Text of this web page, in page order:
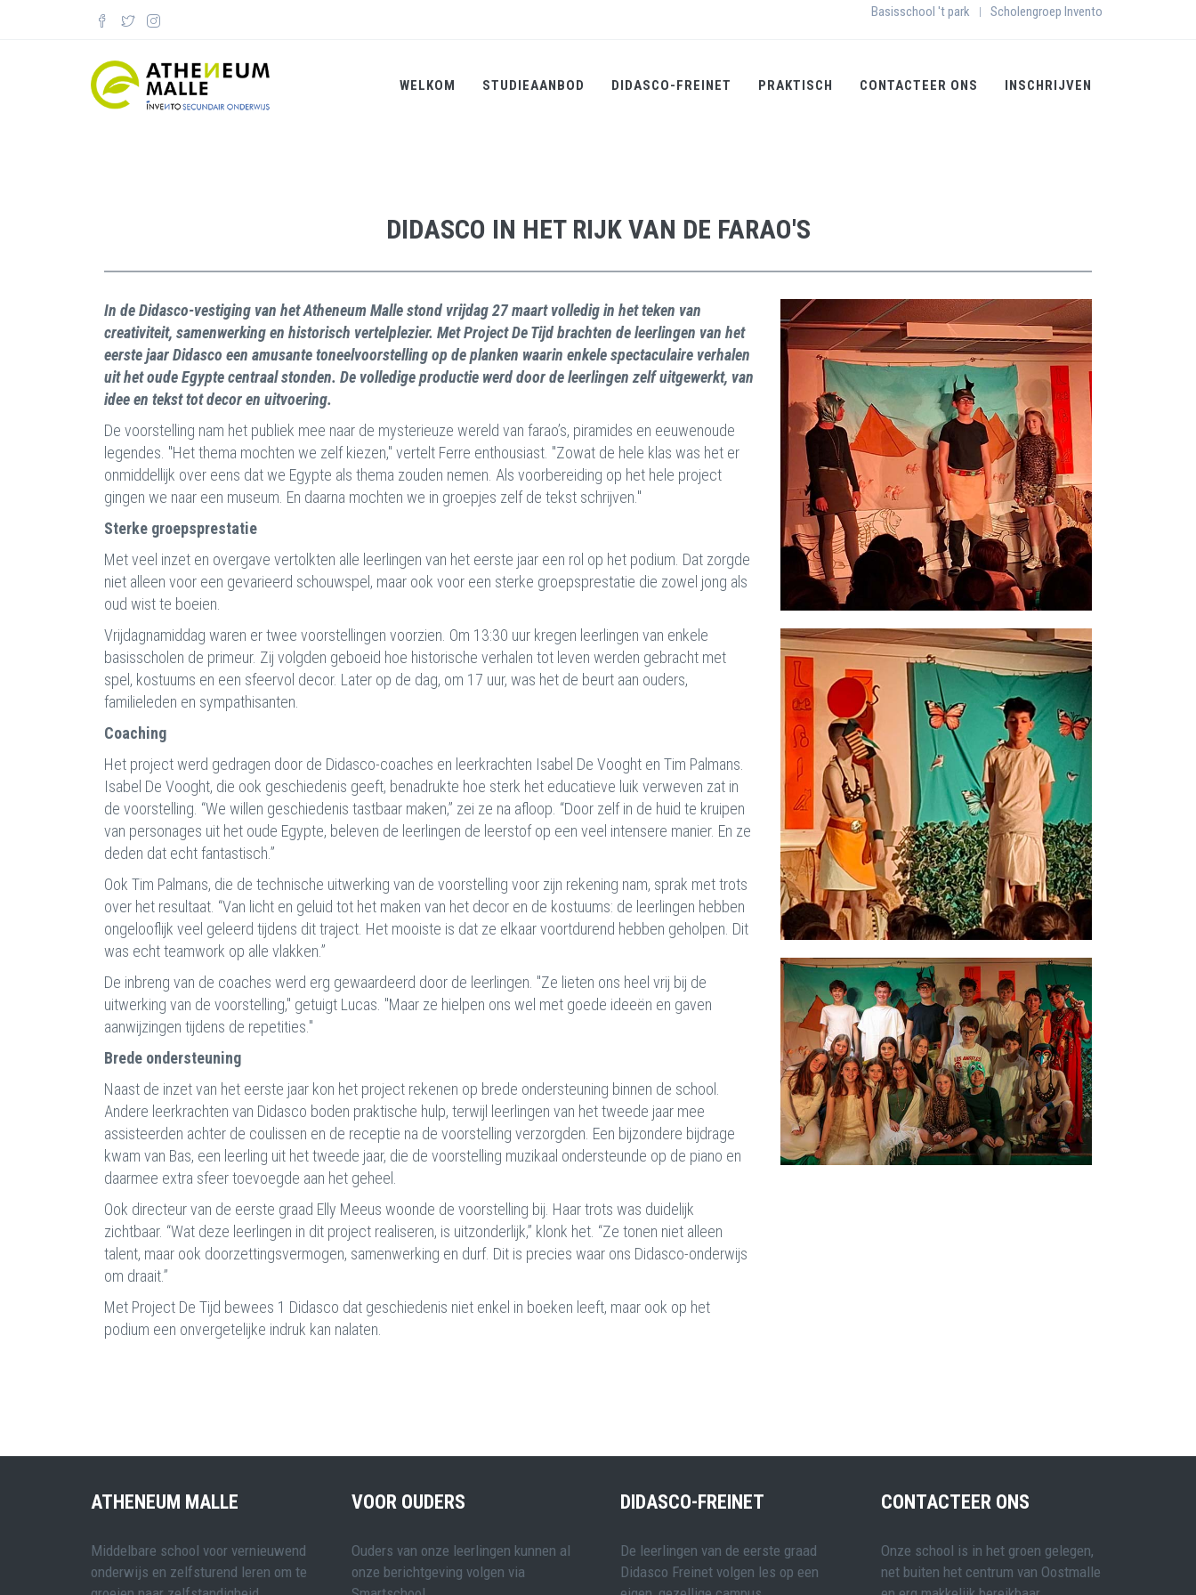
Basisschool 't park | Scholengroep Invento
WELKOM STUDIEAANBOD DIDASCO-FREINET PRAKTISCH CONTACTEER ONS INSCHRIJVEN
DIDASCO IN HET RIJK VAN DE FARAO'S
In de Didasco-vestiging van het Atheneum Malle stond vrijdag 27 maart volledig in het teken van
creativiteit, samenwerking en historisch vertelplezier. Met Project De Tijd brachten de leerlingen van het
eerste jaar Didasco een amusante toneelvoorstelling op de planken waarin enkele spectaculaire verhalen
uit het oude Egypte centraal stonden. De volledige productie werd door de leerlingen zelf uitgewerkt, van
idee en tekst tot decor en uitvoering.
De voorstelling nam het publiek mee naar de mysterieuze wereld van farao’s, piramides en eeuwenoude
legendes. "Het thema mochten we zelf kiezen," vertelt Ferre enthousiast. "Zowat de hele klas was het er
onmiddellijk over eens dat we Egypte als thema zouden nemen. Als voorbereiding op het hele project
gingen we naar een museum. En daarna mochten we in groepjes zelf de tekst schrijven."
Sterke groepsprestatie
Met veel inzet en overgave vertolkten alle leerlingen van het eerste jaar een rol op het podium. Dat zorgde
niet alleen voor een gevarieerd schouwspel, maar ook voor een sterke groepsprestatie die zowel jong als
oud wist te boeien.
Vrijdagnamiddag waren er twee voorstellingen voorzien. Om 13:30 uur kregen leerlingen van enkele
basisscholen de primeur. Zij volgden geboeid hoe historische verhalen tot leven werden gebracht met
spel, kostuums en een sfeervol decor. Later op de dag, om 17 uur, was het de beurt aan ouders,
familieleden en sympathisanten.
Coaching
Het project werd gedragen door de Didasco-coaches en leerkrachten Isabel De Vooght en Tim Palmans.
Isabel De Vooght, die ook geschiedenis geeft, benadrukte hoe sterk het educatieve luik verweven zat in
de voorstelling. “We willen geschiedenis tastbaar maken,” zei ze na afloop. “Door zelf in de huid te kruipen
van personages uit het oude Egypte, beleven de leerlingen de leerstof op een veel intensere manier. En ze
deden dat echt fantastisch.”
Ook Tim Palmans, die de technische uitwerking van de voorstelling voor zijn rekening nam, sprak met trots
over het resultaat. “Van licht en geluid tot het maken van het decor en de kostuums: de leerlingen hebben
ongelooflijk veel geleerd tijdens dit traject. Het mooiste is dat ze elkaar voortdurend hebben geholpen. Dit
was echt teamwork op alle vlakken.”
De inbreng van de coaches werd erg gewaardeerd door de leerlingen. "Ze lieten ons heel vrij bij de
uitwerking van de voorstelling," getuigt Lucas. "Maar ze hielpen ons wel met goede ideeën en gaven
aanwijzingen tijdens de repetities."
Brede ondersteuning
Naast de inzet van het eerste jaar kon het project rekenen op brede ondersteuning binnen de school.
Andere leerkrachten van Didasco boden praktische hulp, terwijl leerlingen van het tweede jaar mee
assisteerden achter de coulissen en de receptie na de voorstelling verzorgden. Een bijzondere bijdrage
kwam van Bas, een leerling uit het tweede jaar, die de voorstelling muzikaal ondersteunde op de piano en
daarmee extra sfeer toevoegde aan het geheel.
Ook directeur van de eerste graad Elly Meeus woonde de voorstelling bij. Haar trots was duidelijk
zichtbaar. “Wat deze leerlingen in dit project realiseren, is uitzonderlijk,” klonk het. “Ze tonen niet alleen
talent, maar ook doorzettingsvermogen, samenwerking en durf. Dit is precies waar ons Didasco-onderwijs
om draait.”
Met Project De Tijd bewees 1 Didasco dat geschiedenis niet enkel in boeken leeft, maar ook op het
podium een onvergetelijke indruk kan nalaten.
ATHENEUM MALLE
Middelbare school voor vernieuwend
onderwijs en zelfsturend leren om te
VOOR OUDERS
Ouders van onze leerlingen kunnen al
onze berichtgeving volgen via
DIDASCO-FREINET
De leerlingen van de eerste graad
Didasco Freinet volgen les op een
CONTACTEER ONS
Onze school is in het groen gelegen,
net buiten het centrum van Oostmalle